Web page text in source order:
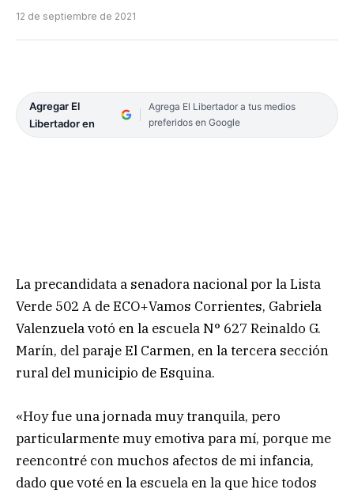
12 de septiembre de 2021
Agregar El
Libertador en
Agrega El Libertador a tus medios
preferidos en Google
La precandidata a senadora nacional por la Lista
Verde 502 A de ECO+Vamos Corrientes, Gabriela
Valenzuela votó en la escuela N° 627 Reinaldo G.
Marín, del paraje El Carmen, en la tercera sección
rural del municipio de Esquina.
«Hoy fue una jornada muy tranquila, pero
particularmente muy emotiva para mí, porque me
reencontré con muchos afectos de mi infancia,
dado que voté en la escuela en la que hice todos